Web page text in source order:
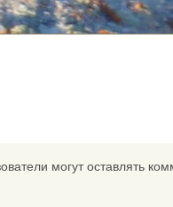
могут оставлять